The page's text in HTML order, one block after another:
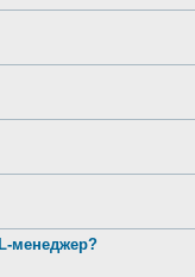
менеджер?